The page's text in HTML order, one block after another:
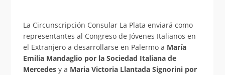
La Circunscripción Consular La Plata enviará como
representantes al Congreso de Jóvenes Italianos en
el Extranjero a desarrollarse en Palermo a María
Emilia Mandaglio por la Sociedad Italiana de
Mercedesy a Maria Victoria Llantada Signorini por